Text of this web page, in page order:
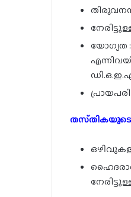
യോഗ്യത :
തസ്‌തികയുടെ